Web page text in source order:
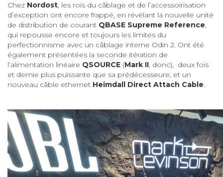
Chez Nordost, les rois du câblage et de l’accessoirisation
d’exception ont encore frappé, en révélant la nouvelle unité
de distribution de courant QBASE Supreme Reference,
qui repousse encore et toujours les limites du
perfectionnisme avec un câblage interne Odin 2. Ont été
également présentées la seconde itération de
l’alimentation linéaire QSOURCE (Mark II, donc), deux fois
et demie plus puissante que sa prédécesseure, et un
nouveau câble ethernet Heimdall Direct Attach Cable.